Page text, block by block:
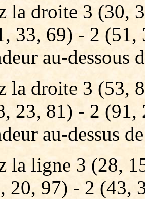
la droite 3 (30,
33, 69) - 2 (51,
au-dessous
la droite 3 (53,
23, 81) - 2 (91,
au-dessus
la ligne 3 (28,
20, 97) - 2 (43,